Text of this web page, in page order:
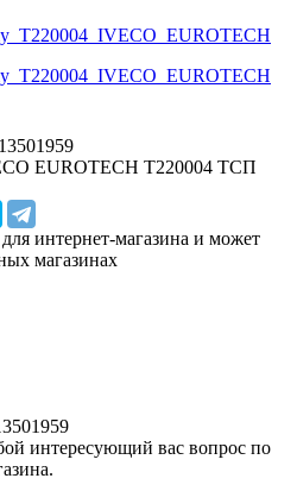
EUROTECH T220004 ТСП
интернет-магазина и может
магазинах
интересующий вас вопрос по